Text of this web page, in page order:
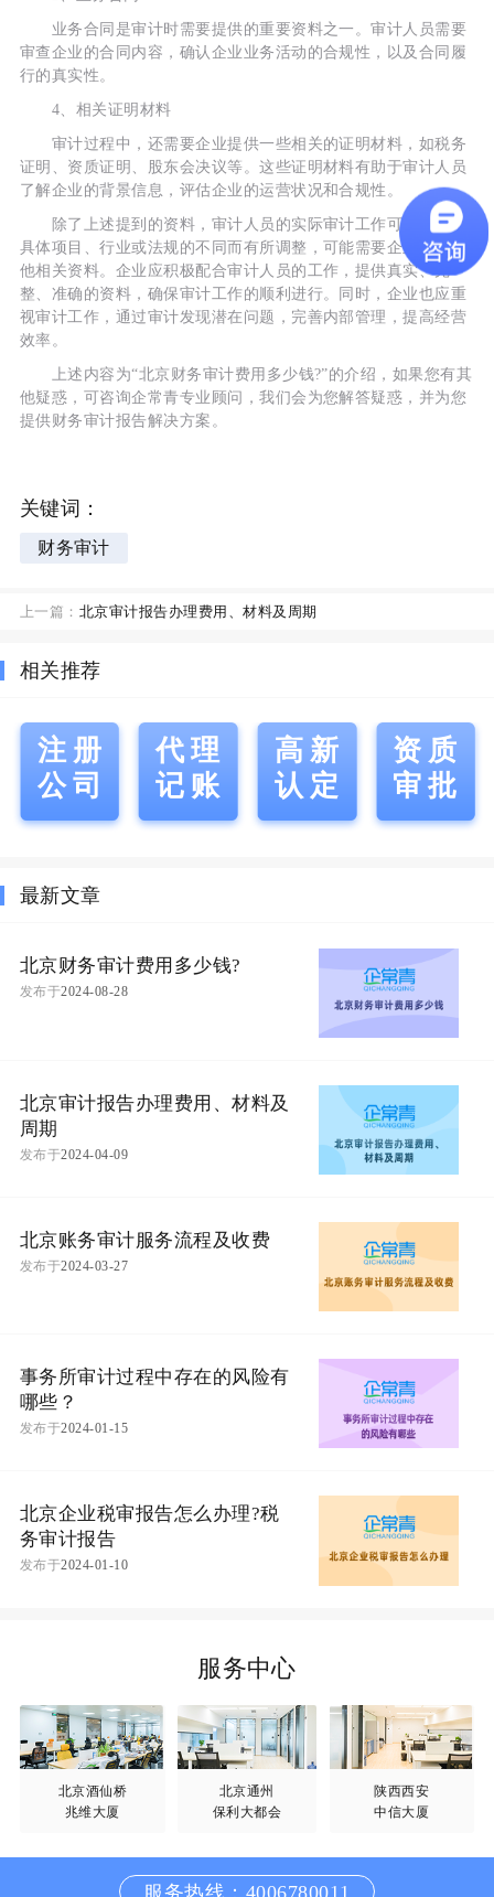
业务合同是审计时需要提供的重要资料之一。审计人员需要
审查企业的合同内容，确认企业业务活动的合规性，以及合同履
行的真实性。
4、相关证明材料
审计过程中，还需要企业提供一些相关的证明材料，如税务
证明、资质证明、股东会决议等。这些证明材料有助于审计人员
了解企业的背景信息，评估企业的运营状况和合规性。
除了上述提到的资料，审计人员的实际审计工作可能还会因
具体项目、行业或法规的不同而有所调整，可能需要企业提供其
他相关资料。企业应积极配合审计人员的工作，提供真实、完
整、准确的资料，确保审计工作的顺利进行。同时，企业也应重
视审计工作，通过审计发现潜在问题，完善内部管理，提高经营
效率。
上述内容为“北京财务审计费用多少钱?”的介绍，如果您有其
他疑惑，可咨询企常青专业顾问，我们会为您解答疑惑，并为您
提供财务审计报告解决方案。
关键词：
财务审计
上一篇： 北京审计报告办理费用、材料及周期
相关推荐
注册
公司
代理
记账
高新
认定
资质
审批
最新文章
北京财务审计费用多少钱?
发布于2024-08-28
北京审计报告办理费用、材料及
周期
发布于2024-04-09
北京账务审计服务流程及收费
发布于2024-03-27
事务所审计过程中存在的风险有
哪些？
发布于2024-01-15
北京企业税审报告怎么办理?税
务审计报告
发布于2024-01-10
服务中心
北京酒仙桥
兆维大厦
北京通州
保利大都会
陕西西安
中信大厦
服务热线：4006780011